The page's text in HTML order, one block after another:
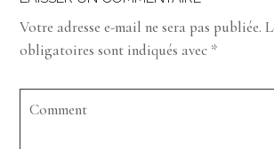
Votre adresse e-mail ne sera pas publiée.
obligatoires sont indiqués avec *